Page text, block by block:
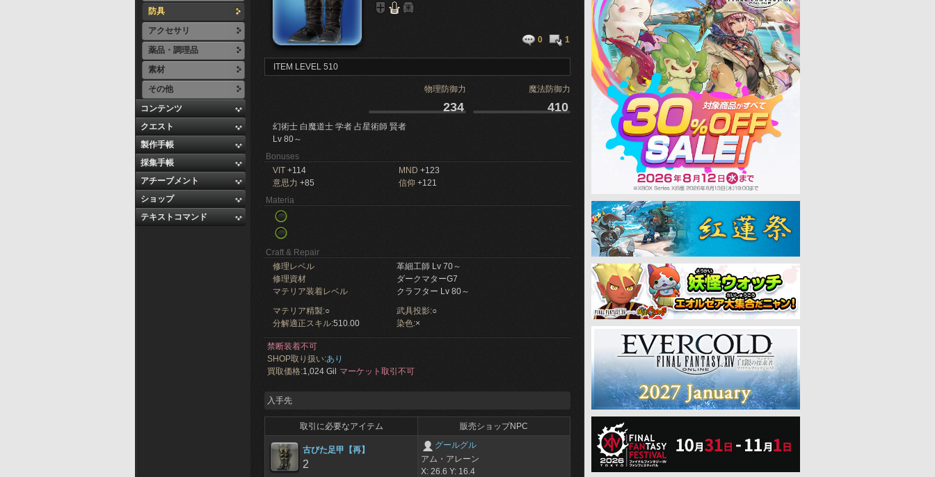
防具
アクセサリ
薬品・調理品
素材
その他
コンテンツ
クエスト
製作手帳
採集手帳
アチーブメント
ショップ
テキストコマンド
0 1
ITEM LEVEL 510
物理防御力 魔法防御力
234 410
幻術士 白魔道士 学者 占星術師 賢者
Lv 80～
Bonuses
VIT +114 MND +123
意思力 +85 信仰 +121
Materia
Craft & Repair
修理レベル
革細工師 Lv 70～
修理資材
ダークマターG7
マテリア装着レベル
クラフター Lv 80～
マテリア精製:○ 武具投影:○
分解適正スキル:510.00 染色:×
禁断装着不可
SHOP取り扱い:あり
買取価格:1,024 Gil マーケット取引不可
入手先
取引に必要なアイテム 販売ショップNPC
古びた足甲【再】
2
グールグル
アム・アレーン
X: 26.6 Y: 16.4